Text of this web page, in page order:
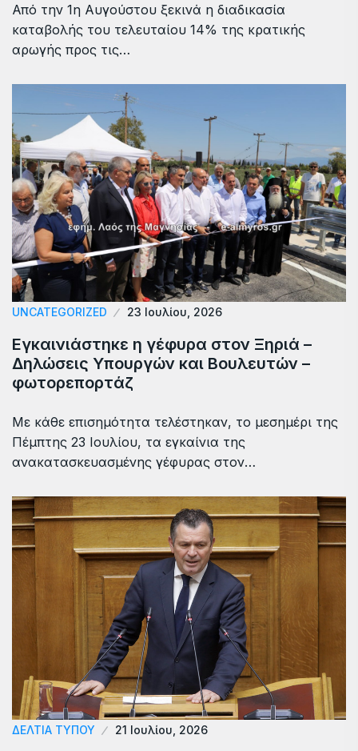
Από την 1η Αυγούστου ξεκινά η διαδικασία
καταβολής του τελευταίου 14% της κρατικής
αρωγής προς τις…
UNCATEGORIZED 23 Ιουλίου, 2026
Εγκαινιάστηκε η γέφυρα στον Ξηριά –
Δηλώσεις Υπουργών και Βουλευτών –
φωτορεπορτάζ
Με κάθε επισημότητα τελέστηκαν, το μεσημέρι της
Πέμπτης 23 Ιουλίου, τα εγκαίνια της
ανακατασκευασμένης γέφυρας στον…
ΔΕΛΤΙΑ ΤΥΠΟΥ 21 Ιουλίου, 2026